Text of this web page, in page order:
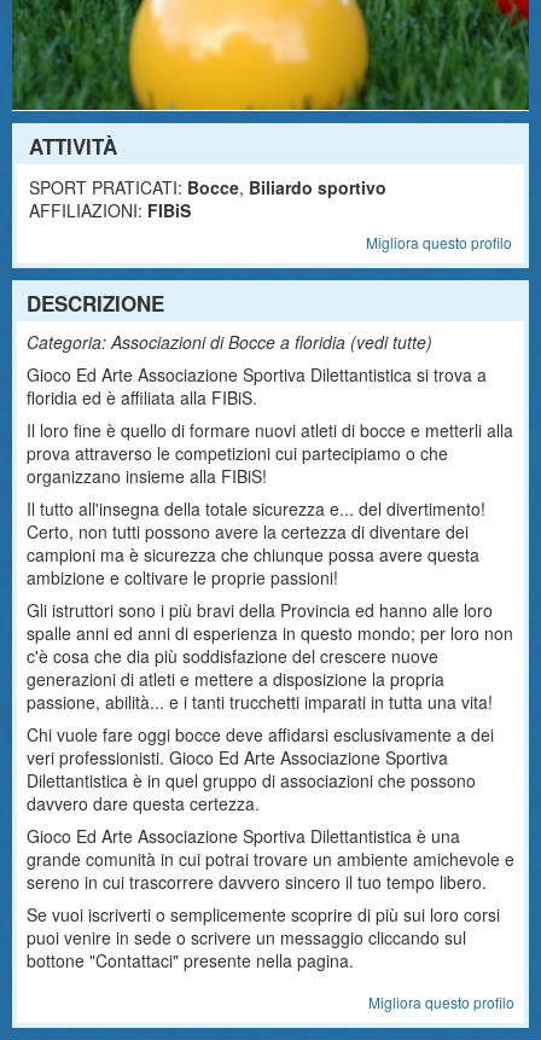
ATTIVITÀ
SPORT PRATICATI: Bocce, Biliardo sportivo
AFFILIAZIONI: FIBiS
Migliora questo profilo
DESCRIZIONE
Categoria: Associazioni di Bocce a floridia (vedi tutte)
Gioco Ed Arte Associazione Sportiva Dilettantistica si trova a
floridia ed è affiliata alla FIBiS.
Il loro fine è quello di formare nuovi atleti di bocce e metterli alla
prova attraverso le competizioni cui partecipiamo o che
organizzano insieme alla FIBiS!
Il tutto all'insegna della totale sicurezza e... del divertimento!
Certo, non tutti possono avere la certezza di diventare dei
campioni ma è sicurezza che chiunque possa avere questa
ambizione e coltivare le proprie passioni!
Gli istruttori sono i più bravi della Provincia ed hanno alle loro
spalle anni ed anni di esperienza in questo mondo; per loro non
c'è cosa che dia più soddisfazione del crescere nuove
generazioni di atleti e mettere a disposizione la propria
passione, abilità... e i tanti trucchetti imparati in tutta una vita!
Chi vuole fare oggi bocce deve affidarsi esclusivamente a dei
veri professionisti. Gioco Ed Arte Associazione Sportiva
Dilettantistica è in quel gruppo di associazioni che possono
davvero dare questa certezza.
Gioco Ed Arte Associazione Sportiva Dilettantistica è una
grande comunità in cui potrai trovare un ambiente amichevole e
sereno in cui trascorrere davvero sincero il tuo tempo libero.
Se vuoi iscriverti o semplicemente scoprire di più sui loro corsi
puoi venire in sede o scrivere un messaggio cliccando sul
bottone "Contattaci" presente nella pagina.
Migliora questo profilo